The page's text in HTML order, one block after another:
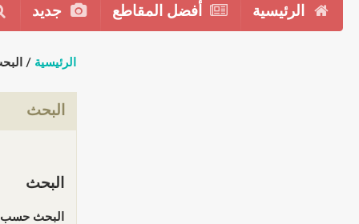
الرئيسية أفضل المقاطع جديد
الرئيسية /
البحث
البحث
البحث حسب